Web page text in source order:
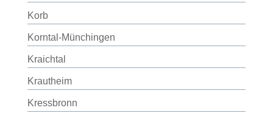
Korb
Korntal-Münchingen
Kraichtal
Krautheim
Kressbronn